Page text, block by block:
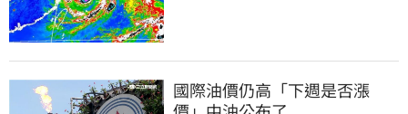
國際油價仍高「下週是否漲